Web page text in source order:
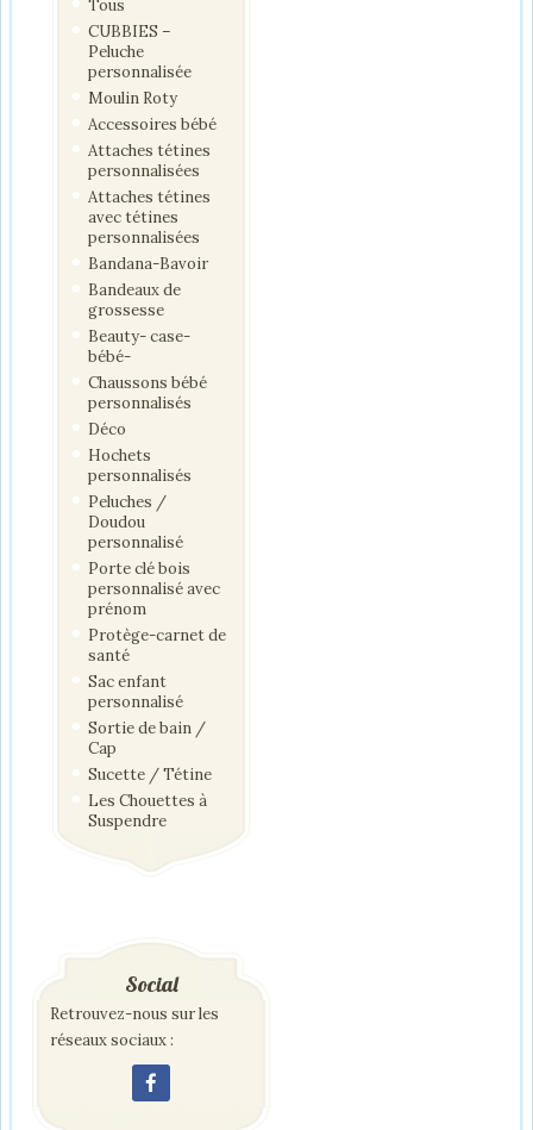
Tous
CUBBIES –
Peluche
personnalisée
Moulin Roty
Accessoires bébé
Attaches tétines
personnalisées
Attaches tétines
avec tétines
personnalisées
Bandana-Bavoir
Bandeaux de
grossesse
Beauty- case-
bébé-
Chaussons bébé
personnalisés
Déco
Hochets
personnalisés
Peluches /
Doudou
personnalisé
Porte clé bois
personnalisé avec
prénom
Protège-carnet de
santé
Sac enfant
personnalisé
Sortie de bain /
Cap
Sucette / Tétine
Les Chouettes à
Suspendre
Social
Retrouvez-nous sur les
réseaux sociaux :